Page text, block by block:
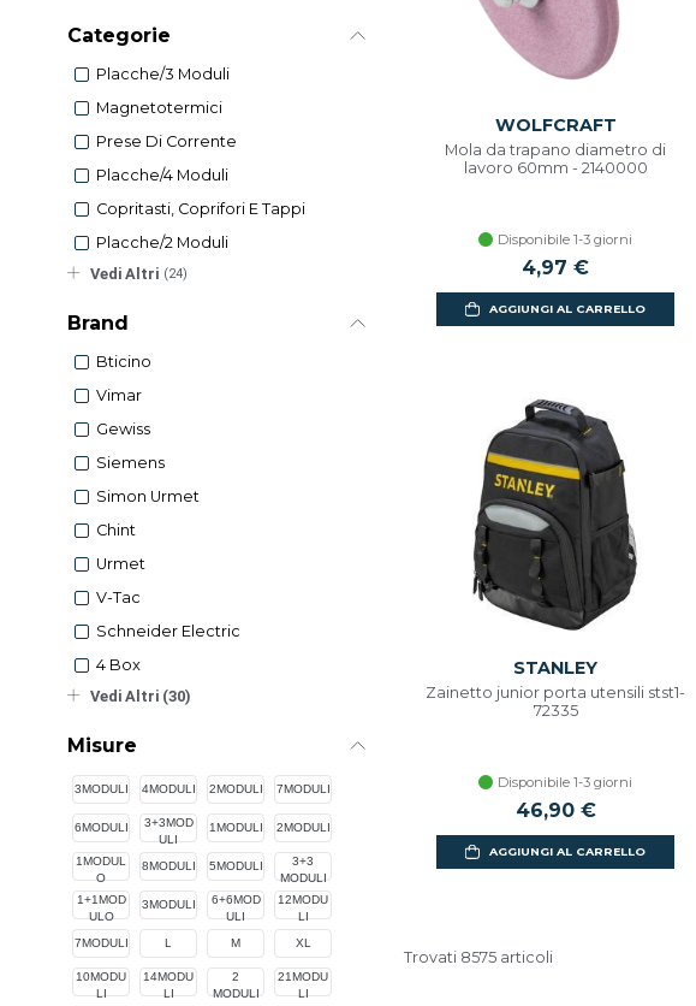
Categorie
Placche/3 Moduli
Magnetotermici
Prese Di Corrente
Placche/4 Moduli
Copritasti, Coprifori E Tappi
Placche/2 Moduli
Vedi Altri (24)
Brand
Bticino
Vimar
Gewiss
Siemens
Simon Urmet
Chint
Urmet
V-Tac
Schneider Electric
4 Box
Vedi Altri (30)
Misure
3MODULI 4MODULI 2MODULI 7MODULI
6MODULI
3+3MOD
ULI
1MODULI 2MODULI
1MODUL
O
8MODULI 5MODULI
3+3
MODULI
1+1MOD
ULO
3MODULI
6+6MOD
ULI
12MODU
LI
7MODULI
L M XL
10MODU
LI
14MODU
LI
2
MODULI
21MODU
LI
WOLFCRAFT
Mola da trapano diametro di
lavoro 60mm - 2140000
Disponibile 1-3 giorni
4,97 €
AGGIUNGI AL CARRELLO
STANLEY
Zainetto junior porta utensili stst1-
72335
Disponibile 1-3 giorni
46,90 €
AGGIUNGI AL CARRELLO
Trovati 8575 articoli